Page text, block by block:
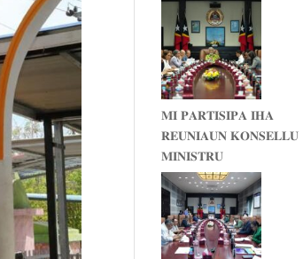
𝐌𝐈 𝐏𝐀𝐑𝐓𝐈𝐒𝐈𝐏𝐀 𝐈𝐇𝐀
𝐑𝐄𝐔𝐍𝐈𝐀𝐔𝐍 𝐊𝐎𝐍𝐒𝐄𝐋𝐋𝐔
𝐌𝐈𝐍𝐈𝐒𝐓𝐑𝐔